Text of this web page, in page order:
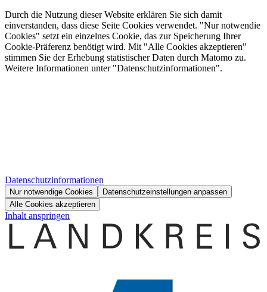
Durch die Nutzung dieser Website erklären Sie sich damit
einverstanden, dass diese Seite Cookies verwendet. "Nur notwendie
Cookies" setzt ein einzelnes Cookie, das zur Speicherung Ihrer
Cookie-Präferenz benötigt wird. Mit "Alle Cookies akzeptieren"
stimmen Sie der Erhebung statistischer Daten durch Matomo zu.
Weitere Informationen unter "Datenschutzinformationen".
Datenschutzinformationen
Nur notwendige Cookies
Datenschutzeinstellungen anpassen
Alle Cookies akzeptieren
Inhalt anspringen